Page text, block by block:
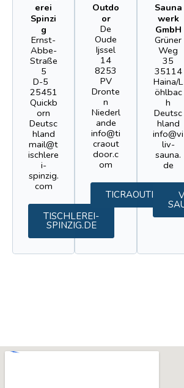
erei
Spinzi
g
Ernst-
Abbe-
Straße
5
D-5
25451
Quickb
orn
Deutsc
hland
mail@t
ischlere
i-
spinzig.
com
TISCHLEREI-
SPINZIG.DE
Outdo
or
De
Oude
Ijssel
14
8253
PV
Dronte
n
Niederl
ande
info@ti
craout
door.c
om
Sauna
werk
GmbH
Grüner
Weg
35
35114
Haina/L
öhlbac
h
Deutsc
hland
info@vi
liv-
sauna.
de